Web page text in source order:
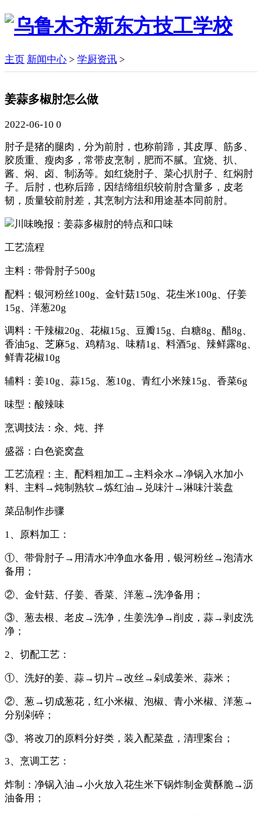
主页 新闻中心 > 学厨资讯 >
姜蒜多椒肘怎么做
2022-06-10 0
肘子是猪的腿肉，分为前肘，也称前蹄，其皮厚、筋多、
胶质重、瘦肉多，常带皮烹制，肥而不腻。宜烧、扒、
酱、焖、卤、制汤等。如红烧肘子、菜心扒肘子、红焖肘
子。后肘，也称后蹄，因结缔组织较前肘含量多，皮老
韧，质量较前肘差，其烹制方法和用途基本同前肘。
工艺流程
主料：带骨肘子500g
配料：银河粉丝100g、金针菇150g、花生米100g、仔姜
15g、洋葱20g
调料：干辣椒20g、花椒15g、豆瓣15g、白糖8g、醋8g、
香油5g、芝麻5g、鸡精3g、味精1g、料酒5g、辣鲜露8g、
鲜青花椒10g
辅料：姜10g、蒜15g、葱10g、青红小米辣15g、香菜6g
味型：酸辣味
烹调技法：汆、炖、拌
盛器：白色瓷窝盘
工艺流程：主、配料粗加工→主料汆水→净锅入水加小
料、主料→炖制熟软→炼红油→兑味汁→淋味汁装盘
菜品制作步骤
1、原料加工：
①、带骨肘子→用清水冲净血水备用，银河粉丝→泡清水
备用；
②、金针菇、仔姜、香菜、洋葱→洗净备用；
③、葱去根、老皮→洗净，生姜洗净→削皮，蒜→剥皮洗
净；
2、切配工艺：
①、洗好的姜、蒜→切片→改丝→剁成姜米、蒜米；
②、葱→切成葱花，红小米椒、泡椒、青小米椒、洋葱→
分别剁碎；
③、将改刀的原料分好类，装入配菜盘，清理案台；
3、烹调工艺：
炸制：净锅入油→小火放入花生米下锅炸制金黄酥脆→沥
油备用；